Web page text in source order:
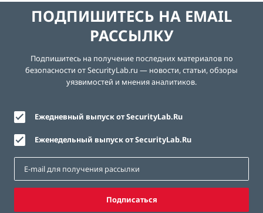
ПОДПИШИТЕСЬ НА EMAIL
РАССЫЛКУ
Подпишитесь на получение последних материалов по
безопасности от SecurityLab.ru — новости, статьи, обзоры
уязвимостей и мнения аналитиков.
Ежедневный выпуск от SecurityLab.Ru
Еженедельный выпуск от SecurityLab.Ru
Подписаться